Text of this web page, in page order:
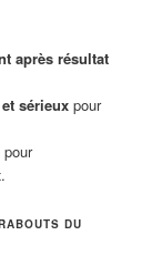
après résultat
sérieuxpour
pour
.
DU